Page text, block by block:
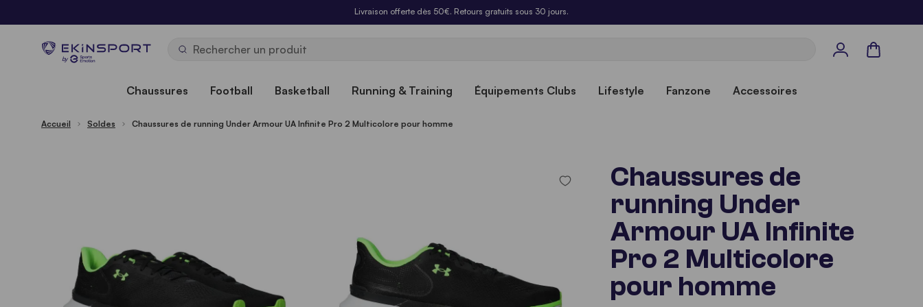
Livraison offerte dès 50€. Retours gratuits sous 30 jours.
by
Panier
Chaussures Football Basketball Running & Training Équipements Clubs Lifestyle Fanzone Accessoires
Accueil Soldes Chaussures de running Under Armour UA Infinite Pro 2 Multicolore pour homme
Chaussures de
running Under
Armour UA Infinite
Pro 2 Multicolore
pour homme